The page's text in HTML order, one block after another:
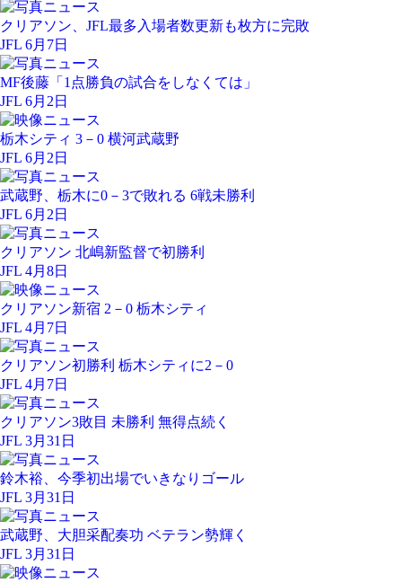
クリアソン、JFL最多入場者数更新も枚方に完敗
JFL 6月7日
MF後藤「1点勝負の試合をしなくては」
JFL 6月2日
栃木シティ 3－0 横河武蔵野
JFL 6月2日
武蔵野、栃木に0－3で敗れる 6戦未勝利
JFL 6月2日
クリアソン 北嶋新監督で初勝利
JFL 4月8日
クリアソン新宿 2－0 栃木シティ
JFL 4月7日
クリアソン初勝利 栃木シティに2－0
JFL 4月7日
クリアソン3敗目 未勝利 無得点続く
JFL 3月31日
鈴木裕、今季初出場でいきなりゴール
JFL 3月31日
武蔵野、大胆采配奏功 ベテラン勢輝く
JFL 3月31日